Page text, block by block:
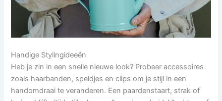
Handige Stylingideeën
Heb je zin in een snelle nieuwe look? Probeer accessoires
zoals haarbanden, speldjes en clips om je stijl in een
handomdraai te veranderen. Een paardenstaart, strak of